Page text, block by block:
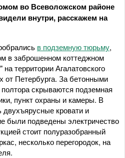
во Всеволожском районе
внутри, расскажем на
в подземную тюрьму,
в заброшенном коттеджном
территории Агалатовского
от Петербурга. За бетонными
скрываются подземная
пункт охраны и камеры. В
двухъярусные кровати и
были подведены электричество
стоит полуразобранный
несколько перегородок, на